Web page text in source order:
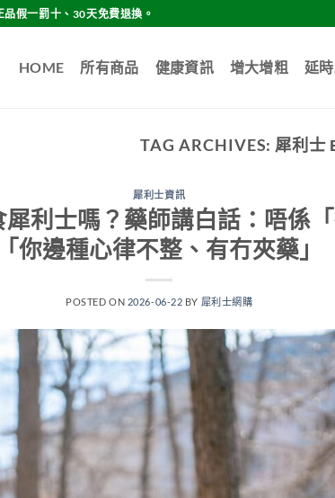
假一罰十、30天免費退換。
HOME 所有商品 健康資訊 增大增粗 延
TAG ARCHIVES: 犀利士
犀利士資訊
利士嗎？藥師講白話：唔係
「你邊種心律不整、有冇夾藥」
POSTED ON 2026-06-22 BY 犀利士網購